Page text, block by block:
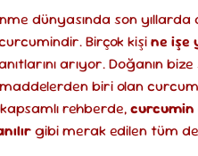
dünyasında son yıllarda
Birçok kişine işe
arıyor. Doğanın
maddelerden biri olan
rehberde,curcumin
gibi merak edilen tüm